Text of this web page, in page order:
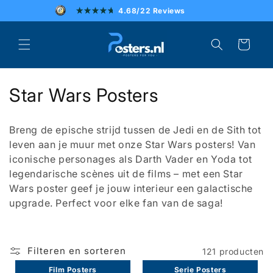
content
4.68/22 Reviews
SCHERPE PRIJZEN
UITSTEKENDE KLANTENSERVICE
Winkelwagen
C
l
l
e
c
i
Star Wars Posters
Breng de epische strijd tussen de Jedi en de Sith tot
leven aan je muur met onze Star Wars posters! Van
iconische personages als Darth Vader en Yoda tot
legendarische scènes uit de films – met een Star
Wars poster geef je jouw interieur een galactische
upgrade. Perfect voor elke fan van de saga!
Filteren en sorteren 121 producten
Film Posters Serie Posters